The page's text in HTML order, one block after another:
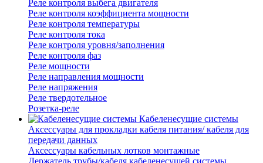
Реле контроля выбега двигателя
Реле контроля коэффициента мощности
Реле контроля температуры
Реле контроля тока
Реле контроля уровня/заполнения
Реле контроля фаз
Реле мощности
Реле направления мощности
Реле напряжения
Реле твердотельное
Розетка-реле
Кабеленесущие системы
Аксессуары для прокладки кабеля питания/ кабеля для
передачи данных
Аксессуары кабельных лотков монтажные
Держатель трубы/кабеля кабеленесущей системы